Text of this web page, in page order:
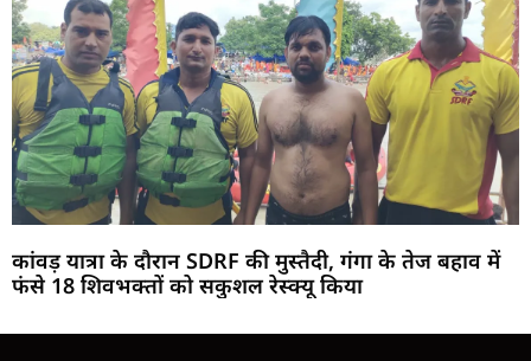
कांवड़ यात्रा के दौरान SDRF की मुस्तैदी, गंगा के तेज बहाव में
फंसे 18 शिवभक्तों को सकुशल रेस्क्यू किया